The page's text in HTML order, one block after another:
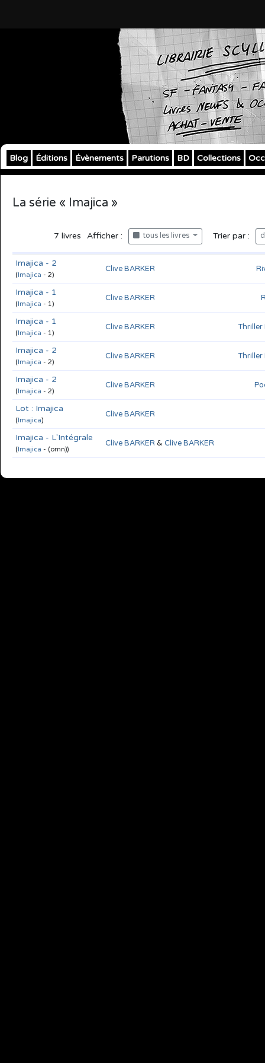
Blog Éditions Évènements Parutions BD Collections
La série « Imajica »
7 livres Afficher : tous les livres Trier par :
Imajica - 2
(Imajica - 2)
Clive BARKER
Imajica - 1
(Imajica - 1)
Clive BARKER
Imajica - 1
(Imajica - 1)
Clive BARKER Thriller
Imajica - 2
(Imajica - 2)
Clive BARKER Thriller
Imajica - 2
(Imajica - 2)
Clive BARKER
Lot : Imajica
(Imajica)
Clive BARKER
Imajica - L'Intégrale
(Imajica - (omn))
Clive BARKER & Clive BARKER